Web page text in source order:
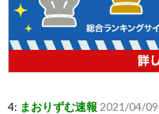
4: まおりずむ速報 2021/04/